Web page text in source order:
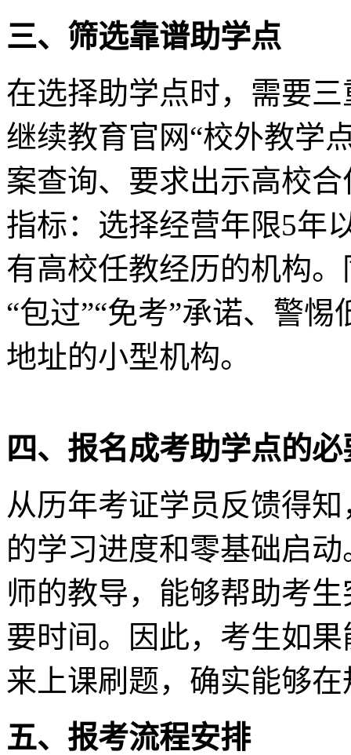
三、筛选靠谱助学点
在选择助学点时，需要
继续教育官网“校外教学
案查询、要求出示高校
指标：选择经营年限5年
有高校任教经历的机构
“包过”“免考”承诺、警
地址的小型机构。
四、报名成考助学点的必
从历年考证学员反馈得
的学习进度和零基础启
师的教导，能够帮助考
要时间。因此，考生如
来上课刷题，确实能够
五、报考流程安排